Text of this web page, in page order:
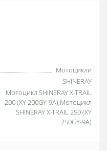
Мотоцикли
SHINERAY
Мотоцикл SHINERAY X-TRAIL
200 (XY 200GY-9A),Мотоцикл
SHINERAY X-TRAIL 250 (XY
250GY-9A)